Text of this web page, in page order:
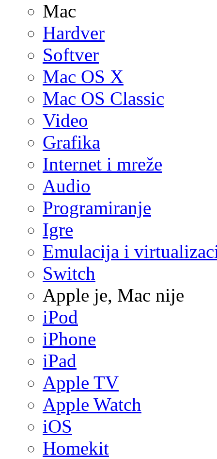
Mac
Hardver
Softver
Mac OS X
Mac OS Classic
Video
Grafika
Internet i mreže
Audio
Programiranje
Igre
Emulacija i
Switch
Apple je, Mac nije
iPod
iPhone
iPad
Apple TV
Apple Watch
iOS
Homekit